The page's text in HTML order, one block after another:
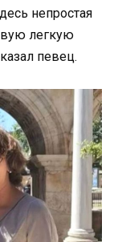
непростая
легкую
певец.